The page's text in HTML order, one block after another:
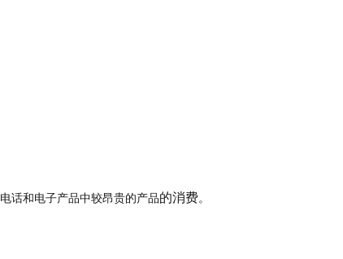
电话和电子产品中较昂贵的产品的消费。